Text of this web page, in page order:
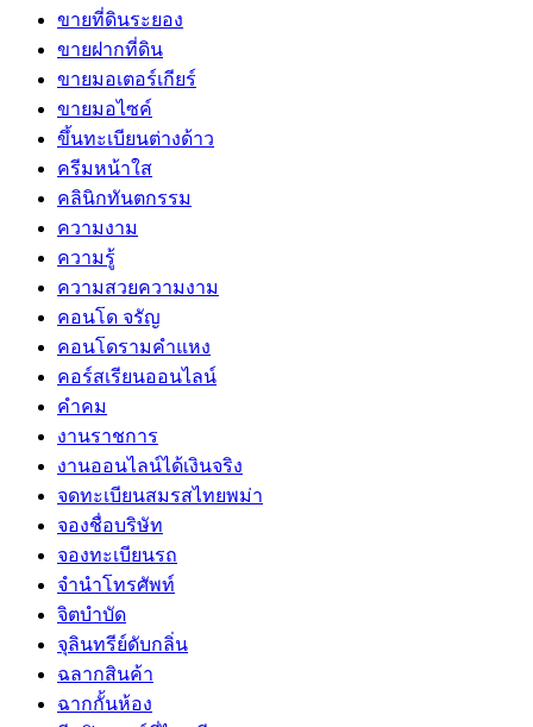
ขายที่ดินระยอง
ขายฝากที่ดิน
ขายมอเตอร์เกียร์
ขายมอไซค์
ขึ้นทะเบียนต่างด้าว
ครีมหน้าใส
คลินิกทันตกรรม
ความงาม
ความรู้
ความสวยความงาม
คอนโด จรัญ
คอนโดรามคำแหง
คอร์สเรียนออนไลน์
คำคม
งานราชการ
งานออนไลน์ได้เงินจริง
จดทะเบียนสมรสไทยพม่า
จองชื่อบริษัท
จองทะเบียนรถ
จำนำโทรศัพท์
จิตบำบัด
จุลินทรีย์ดับกลิ่น
ฉลากสินค้า
ฉากกั้นห้อง